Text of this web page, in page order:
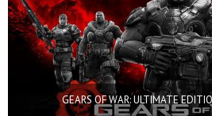
GEARS OF WAR: ULTIMATE